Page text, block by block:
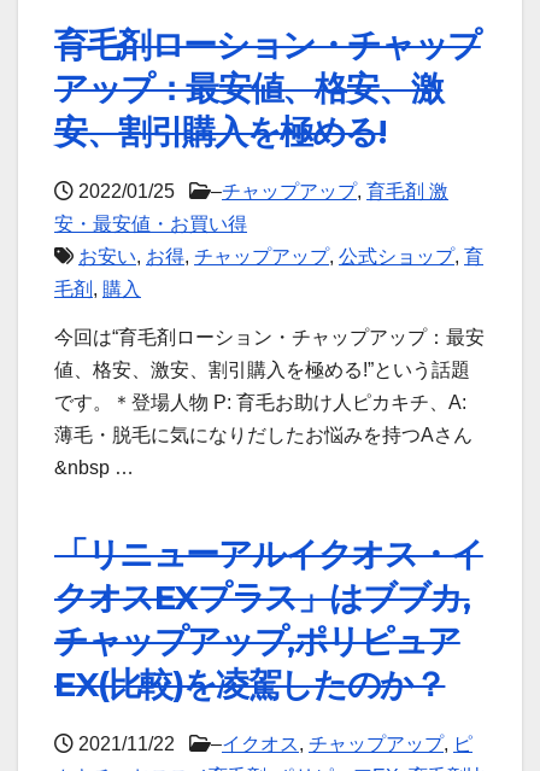
育毛剤ローション・チャップ
アップ：最安値、格安、激
安、割引購入を極める!
2022/01/25 –チャップアップ, 育毛剤 激
安・最安値・お買い得
お安い, お得, チャップアップ, 公式ショップ, 育
毛剤 , 購入
今回は“育毛剤ローション・チャップアップ：最安
値、格安、激安、割引購入を極める!”という話題
です。＊登場人物 P: 育毛お助け人ピカキチ、A:
薄毛・脱毛に気になりだしたお悩みを持つAさん
&nbsp …
「リニューアルイクオス・イ
クオスEXプラス」はブブカ,
チャップアップ,ポリピュア
EX(比較)を凌駕したのか？
2021/11/22 –イクオス, チャップアップ, ピ